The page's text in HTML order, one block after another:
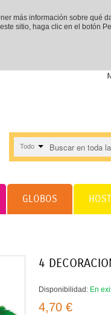
más información sobre qué
sitio, haga clic en el botón
Todo
GLOBOS
4
Disponibilidad: En
4,70 €